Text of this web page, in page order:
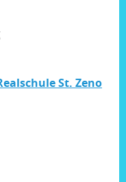
St. Zeno